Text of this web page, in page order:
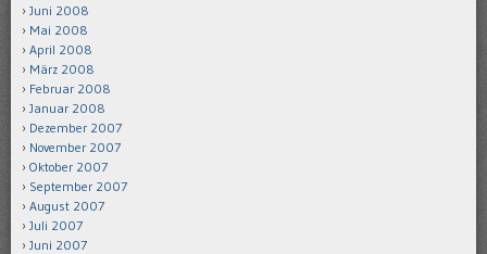
Juni 2008
Mai 2008
April 2008
März 2008
Februar 2008
Januar 2008
Dezember 2007
November 2007
Oktober 2007
September 2007
August 2007
Juli 2007
Juni 2007